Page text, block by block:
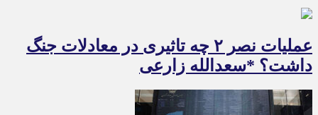
عملیات نصر ۲ چه تاثیری در معادلات جنگ
داشت؟ *سعدالله زارعی